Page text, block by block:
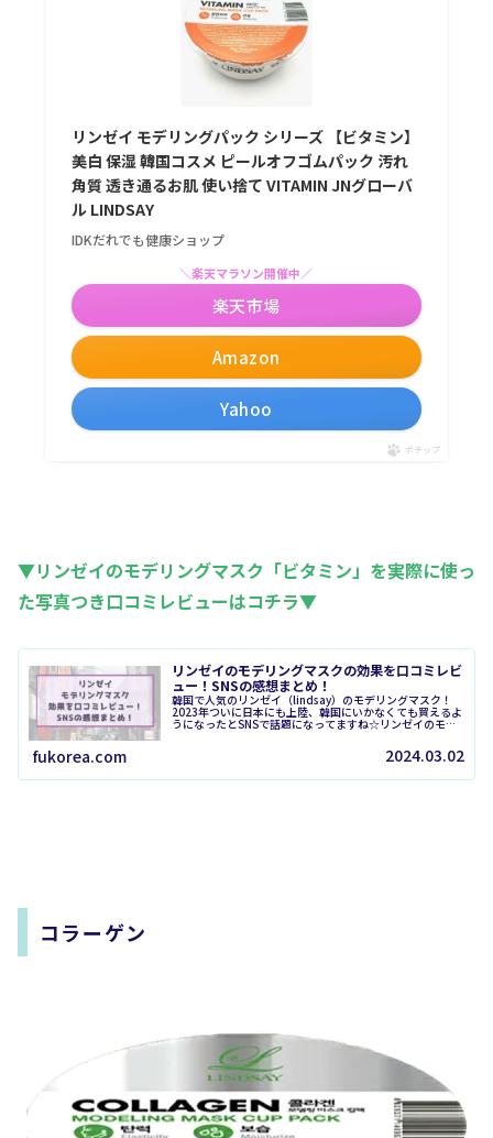
リンゼイ モデリングパック シリーズ 【ビタミン】
美白 保湿 韓国コスメ ピールオフゴムパック 汚れ
角質 透き通るお肌 使い捨て VITAMIN JNグローバ
ル LINDSAY
IDKだれでも健康ショップ
Amazon
＼楽天マラソン開催中／
楽天市場
Yahoo
ポチップ
▼リンゼイのモデリングマスク「ビタミン」を実際に使っ
た写真つき口コミレビューはコチラ▼
リンゼイのモデリングマスクの効果を口コミレビ
ュー！SNSの感想まとめ！
韓国で人気のリンゼイ（lindsay）のモデリングマスク！
2023年ついに日本にも上陸、韓国にいかなくても買えるよ
うになったとSNSで話題になってますね☆リンゼイのモデ
fukorea.com 2024.03.02
コラーゲン